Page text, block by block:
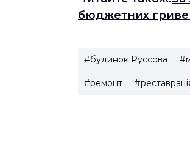
бюджетних
#будинок Руссова
#ремонт